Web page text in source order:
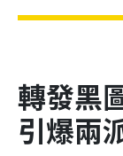
轉發黑
引爆兩